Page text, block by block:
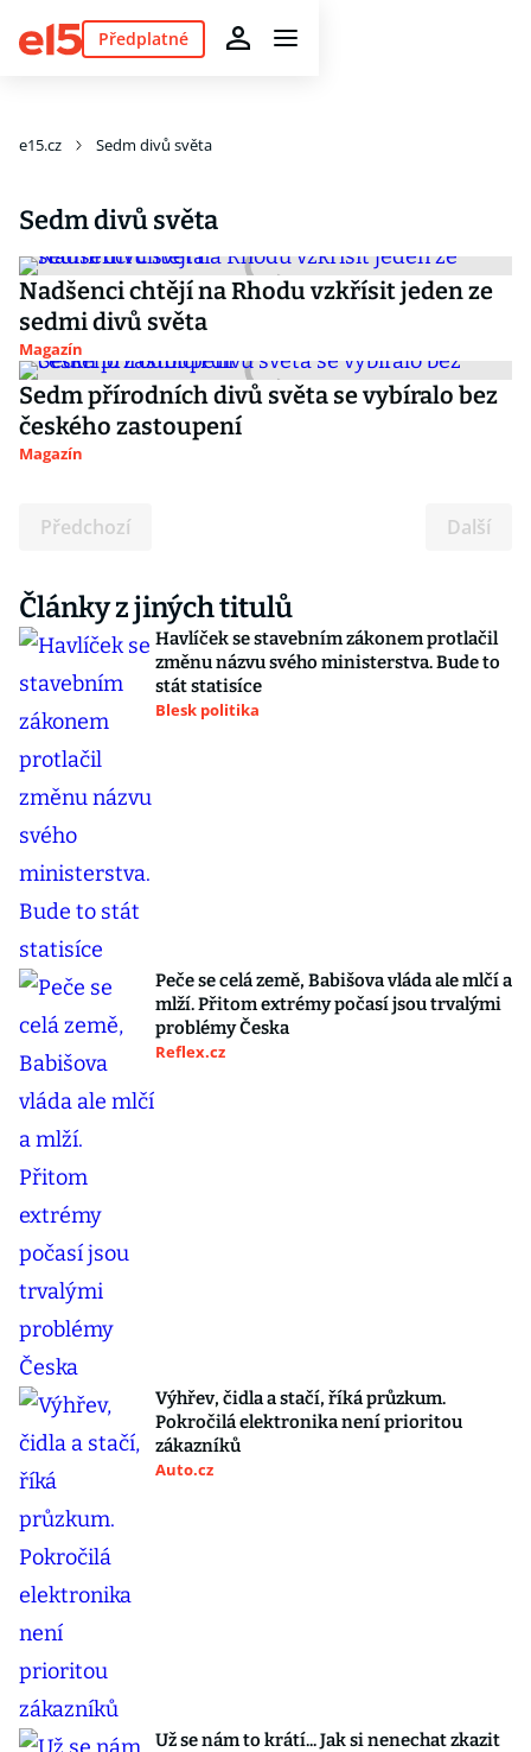
Předplatné
e15.cz Sedm divů světa
Sedm divů světa
Nadšenci chtějí na Rhodu vzkřísit jeden ze
sedmi divů světa
Magazín
Sedm přírodních divů světa se vybíralo bez
českého zastoupení
Magazín
Předchozí Další
Články z jiných titulů
Havlíček se stavebním zákonem protlačil
změnu názvu svého ministerstva. Bude to
stát statisíce
Blesk politika
Peče se celá země, Babišova vláda ale mlčí a
mlží. Přitom extrémy počasí jsou trvalými
problémy Česka
Reflex.cz
Výhřev, čidla a stačí, říká průzkum.
Pokročilá elektronika není prioritou
zákazníků
Auto.cz
Už se nám to krátí... Jak si nenechat zkazit